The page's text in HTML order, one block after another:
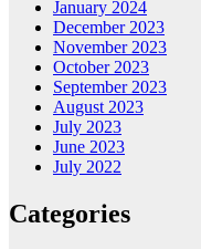
January 2024
December 2023
November 2023
October 2023
September 2023
August 2023
July 2023
June 2023
July 2022
Categories